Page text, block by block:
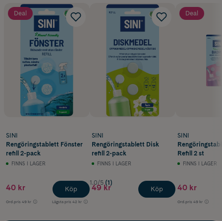
Deal
SINI
Rengöringstablett Fönster
refill 2-pack
FINNS I LAGER
40 kr
Ord.pris 49 kr Lägsta pris 42 kr
Köp
SINI
Rengöringstablett Disk
refill 2-pack
FINNS I LAGER
1.0/5 (1)
49 kr Köp
Deal
SINI
Refill 2 st
FINNS I LAGER
40 kr
Ord.pris 49 kr